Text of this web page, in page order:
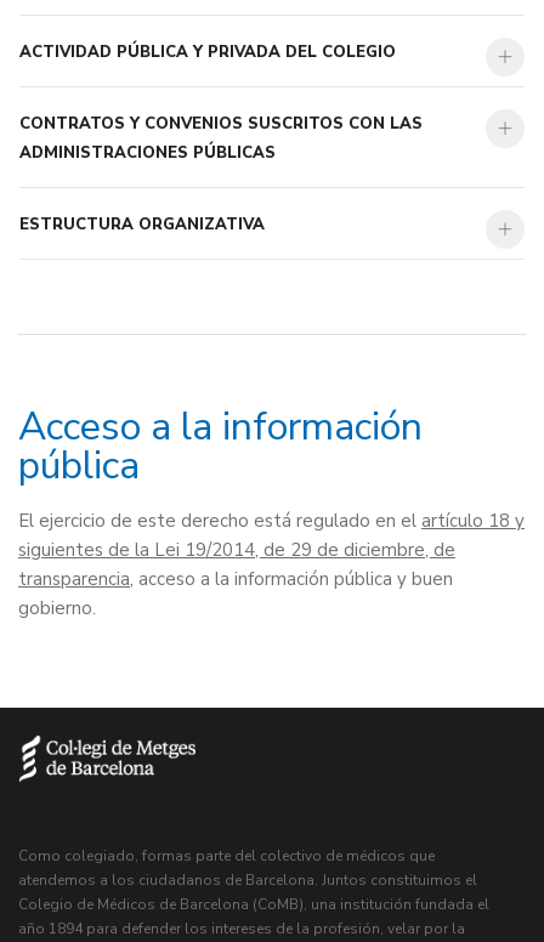
ACTIVIDAD PÚBLICA Y PRIVADA DEL COLEGIO
CONTRATOS Y CONVENIOS SUSCRITOS CON LAS
ADMINISTRACIONES PÚBLICAS
ESTRUCTURA ORGANIZATIVA
Acceso a la información
pública
El ejercicio de este derecho está regulado en el artículo 18 y
siguientes de la Lei 19/2014, de 29 de diciembre, de
transparencia, acceso a la información pública y buen
gobierno.
Como colegiado, formas parte del colectivo de médicos que
atendemos a los ciudadanos de Barcelona. Juntos constituimos el
Colegio de Médicos de Barcelona (CoMB), una institución fundada el
año 1894 para defender los intereses de la profesión, velar por la